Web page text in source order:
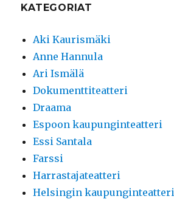
KATEGORIAT
Aki Kaurismäki
Anne Hannula
Ari Ismälä
Dokumenttiteatteri
Draama
Espoon kaupunginteatteri
Essi Santala
Farssi
Harrastajateatteri
Helsingin kaupunginteatteri